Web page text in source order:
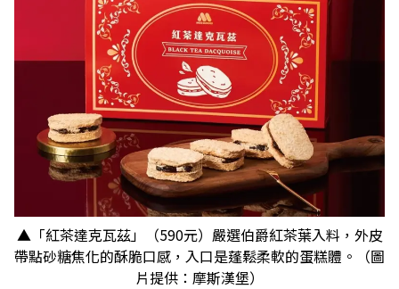
▲「紅茶達克瓦茲」（590元）嚴選伯爵紅茶葉入料，外皮
帶點砂糖焦化的酥脆口感，入口是蓬鬆柔軟的蛋糕體。（圖
片提供：摩斯漢堡）